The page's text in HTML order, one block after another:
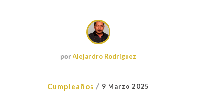
por Alejandro Rodríguez
Cumpleaños / 9 Marzo 2025